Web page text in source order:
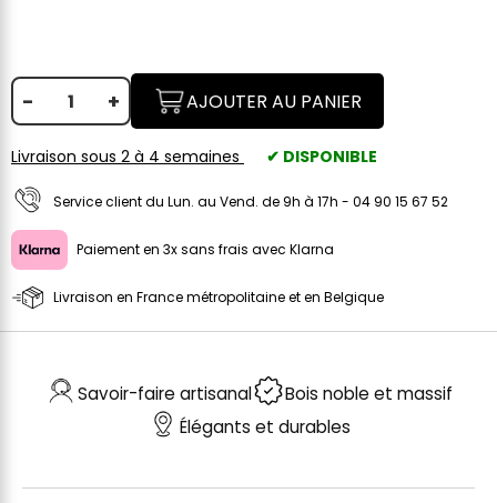
- + AJOUTER AU PANIER
Livraison sous 2 à 4 semaines ✔ DISPONIBLE
Service client du Lun. au Vend. de 9h à 17h - 04 90 15 67 52
Paiement en 3x sans frais avec Klarna
Livraison en France métropolitaine et en Belgique
Savoir-faire artisanal
Bois noble et massif
Élégants et durables